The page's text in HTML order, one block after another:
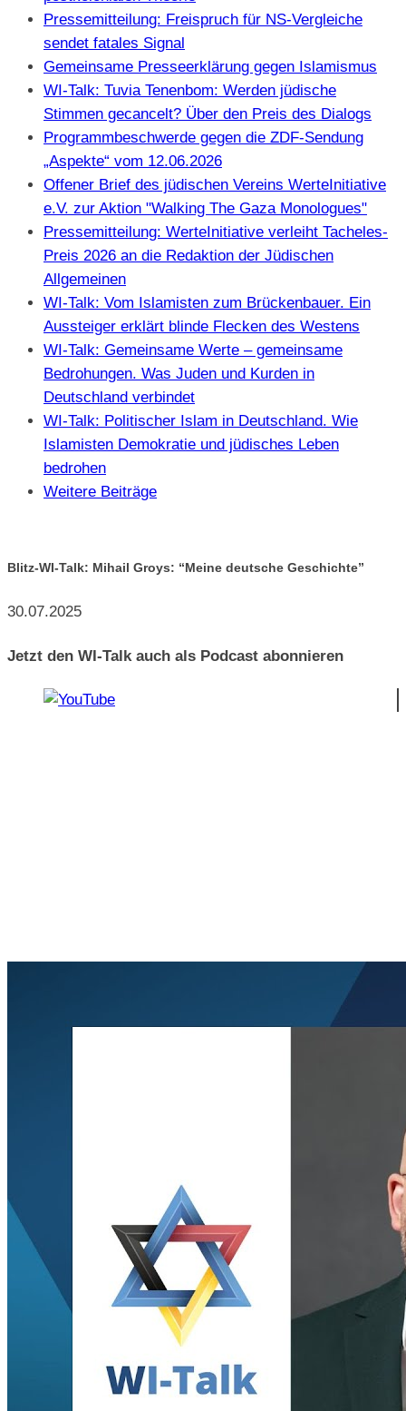
Pressemitteilung: Freispruch für NS-Vergleiche
sendet fatales Signal
Gemeinsame Presseerklärung gegen Islamismus
WI-Talk: Tuvia Tenenbom: Werden jüdische
Stimmen gecancelt? Über den Preis des Dialogs
Programmbeschwerde gegen die ZDF-Sendung
„Aspekte“ vom 12.06.2026
Offener Brief des jüdischen Vereins WerteInitiative
e.V. zur Aktion "Walking The Gaza Monologues"
Pressemitteilung: WerteInitiative verleiht Tacheles-
Preis 2026 an die Redaktion der Jüdischen
Allgemeinen
WI-Talk: Vom Islamisten zum Brückenbauer. Ein
Aussteiger erklärt blinde Flecken des Westens
WI-Talk: Gemeinsame Werte – gemeinsame
Bedrohungen. Was Juden und Kurden in
Deutschland verbindet
WI-Talk: Politischer Islam in Deutschland. Wie
Islamisten Demokratie und jüdisches Leben
bedrohen
Weitere Beiträge
Blitz-WI-Talk: Mihail Groys: “Meine deutsche Geschichte”
30.07.2025
Jetzt den WI-Talk auch als Podcast abonnieren